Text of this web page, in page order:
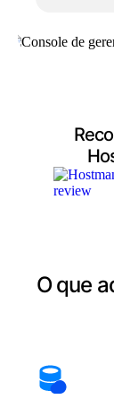
O que